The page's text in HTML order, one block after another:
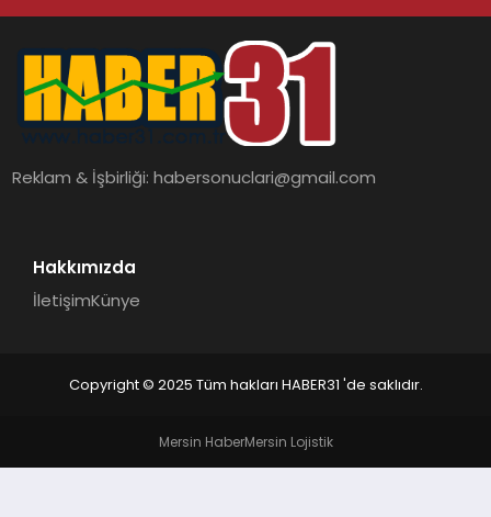
SAĞLIK
Reklam & İşbirliği:habersonuclari@gmail.com
Hakkımızda
İletişimKünye
Copyright © 2025 Tüm hakları HABER31 'de saklıdır.
Mersin HaberMersin Lojistik